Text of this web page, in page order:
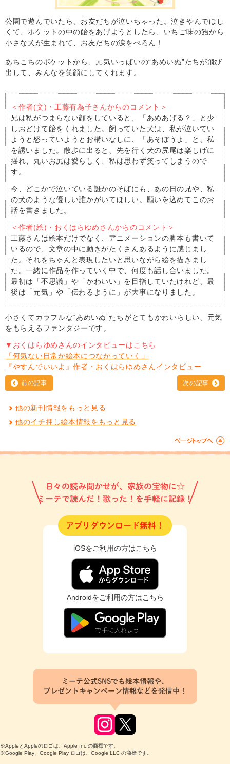
公園で遊んでいたら、お友だちが泣いちゃった。泣きやんでほし
くて、ポケットの中の飴をあげようとしたら、いちご味の飴から
小さな犬が生まれて、お友だちの涙をぺろん！
あちこちのポケットから、元気いっぱいの“あめいぬ”たちが飛び
出して、みんなを笑顔にしてくれます。
＜作者(文)・工藤有為子さんからのコメント＞
兄は私がつまらない顔をしていると、「あめあげる？」と少
しおどけて飴をくれました。飼っていた犬は、私が泣いてい
ようと怒っていようとお構いなしに、「あそぼうよ」と、私
を誘いました。散歩に出ると、先を行く犬の尻尾は楽しげに
揺れ、丸いお尻は愛らしく、私は思わず笑ってしまうので
す。
今、どこかで泣いている誰かのそばにも、あの日の兄や、私
の犬のような優しい誰かがいてほしい。願いを込めてこのお
話を書きました。
＜作者(絵)・おくはらゆめさんからのコメント＞
工藤さんは絵本だけでなく、アニメーションの脚本も書いて
いるので、文章の中に動きがたくさんあるように感じまし
た。それをちゃんと表現したいと思いながら絵を描きまし
た。一緒に作品を作っていく中で、何度も話し合いました。
最初は「不思議」や「かわいい」を目指していたけれど、最
後は「元気」や「伝わるように」が大事になりました。
小さくてカラフルな“あめいぬ”たちがとてもかわいらしい、元気
をもらえるファンタジーです。
▼おくはらゆめさんのインタビューはこちら
「何気ない日常が絵本につながっていく」
『やすんでいいよ』作者・おくはらゆめさんインタビュー
前の記事 次の記事
他の新刊情報をもっと見る
他のイチ押し絵本情報をもっと見る
日々の読み聞かせが、家族の宝物に☆
ミーテで読んだ！歌った！を手軽に記録！
アプリダウンロード無料！
iOSをご利用の方はこちら
Androidをご利用の方はこちら
ミーテ公式SNSでも絵本情報や、
プレゼントキャンペーン情報などを発信中！
※AppleとAppleのロゴは、Apple Inc.の商標です。
※Google Play、Google Play ロゴは、Google LLC の商標です。